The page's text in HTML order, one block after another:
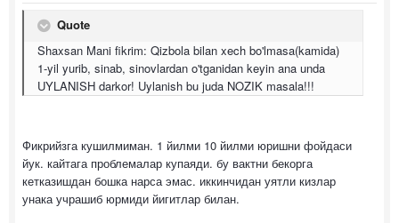
Quote
Shaxsan Mani fikrim: Qizbola bilan xech bo'lmasa(kamida)
1-yil yurib, sinab, sinovlardan o'tganidan keyin ana unda
UYLANISH darkor! Uylanish bu juda NOZIK masala!!!
Фикрийзга кушилмиман. 1 йилми 10 йилми юришни фойдаси
йук. кайтага проблемалар купаяди. бу вактни бекорга
кетказишдан бошка нарса эмас. иккинчидан уятли кизлар
унака учрашиб юрмиди йигитлар билан.